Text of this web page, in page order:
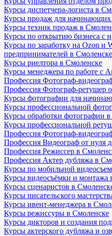
Курсы диспетчера-логиста в
Курсы продаж для
Курсы техник продаж в
Курсы по открытию бизнеса с
Курсы по заработку на Ozon и
предпринимателей в Смоленске
Курсы риелтора в Смоленске
Курсы менеджера по работе с
Профессия Фотограф-
Профессия Фотограф-ретушер
Курсы фотографии для
Курсы профессиональной
Курсы обработки фотографии
Курсы профессиональной
Профессия Фотограф-
Профессия Видеограф от нуля
Профессия Режиссер в
Профессия Актер дубляжа в
Курсы по мобильной
Курсы видеосъёмки и монтажа
Курсы сценаристов в
Курсы писательского
Курсы ивент-менеджера в
Курсы режиссуры в Смоленске
Курсы дикторов и создания
Курсы актерского дубляжа и